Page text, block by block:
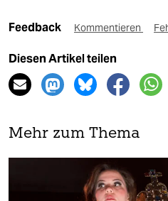
Feedback Kommentieren
Diesen Artikel teilen
Mehr zum Thema